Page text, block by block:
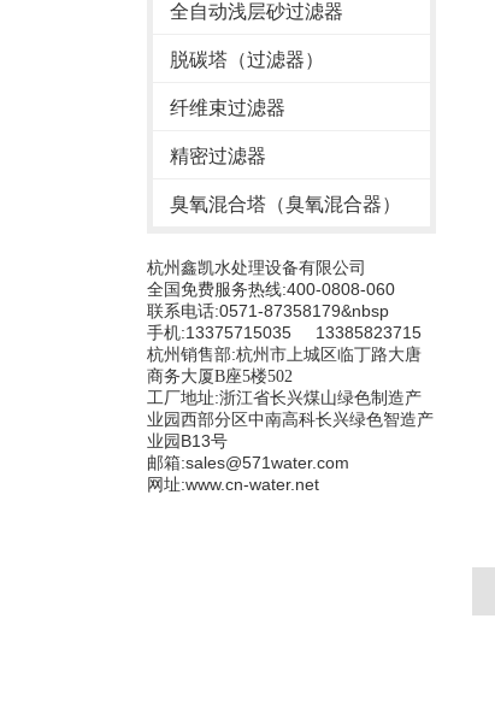
全自动浅层砂过滤器
脱碳塔（过滤器）
纤维束过滤器
精密过滤器
臭氧混合塔（臭氧混合器）
杭州鑫凯水处理设备有限公司
全国免费服务热线:400-0808-060
联系电话:0571-87358179&nbsp
手机:13375715035 13385823715
杭州销售部:杭州市上城区临丁路大唐
商务大厦B座5楼502
工厂地址:浙江省长兴煤山绿色制造产
业园西部分区中南高科长兴绿色智造产
业园B13号
邮箱:sales@571water.com
网址:www.cn-water.net